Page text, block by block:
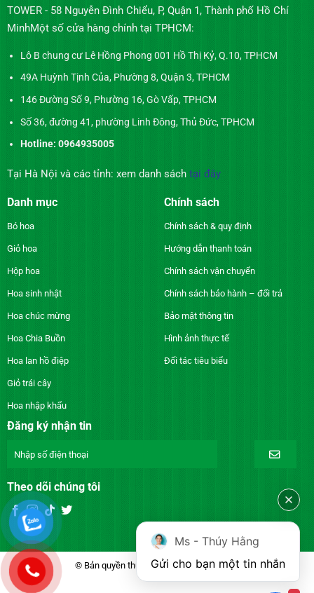
TOWER - 58 Nguyễn Đình Chiểu, P, Quận 1, Thành phố Hồ Chí
MinhMột số cửa hàng chính tại TPHCM:
Lô B chung cư Lê Hồng Phong 001 Hồ Thị Kỷ, Q.10, TPHCM
49A Huỳnh Tịnh Của, Phường 8, Quận 3, TPHCM
146 Đường Số 9, Phường 16, Gò Vấp, TPHCM
Số 36, đường 41, phường Linh Đông, Thủ Đức, TPHCM
Hotline: 0964935005
Tại Hà Nội và các tỉnh: xem danh sách tại đây
Danh mục
Bó hoa
Giỏ hoa
Hộp hoa
Hoa sinh nhật
Hoa chúc mừng
Hoa Chia Buồn
Hoa lan hồ điệp
Giỏ trái cây
Hoa nhập khẩu
Chính sách
Chính sách & quy định
Hướng dẫn thanh toán
Chính sách vận chuyển
Chính sách bảo hành – đổi trả
Bảo mật thông tin
Hình ảnh thực tế
Đối tác tiêu biểu
Đăng ký nhận tin
Theo dõi chúng tôi
© Bản quyền thuộc về DienhoaXANH.com
Ms - Thúy Hằng
Gửi cho bạn một tin nhắn